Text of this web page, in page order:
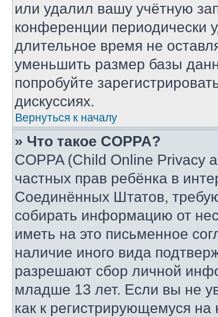
или удалил вашу учётную
конференции периодически
длительное время не
уменьшить размер базы
попробуйте
дискуссиях.
Вернуться к началу
» Что такое COPPA?
COPPA (Child Online Privacy
частных прав ребёнка в
Соединённых Штатов,
собирать информацию от
иметь на это письменное
наличие иного вида
разрешают сбор личной
младше 13 лет. Если вы не
как к регистрирующемуся